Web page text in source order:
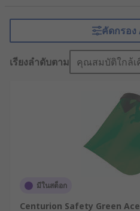
และห้องแล็บ ถือเป็นเรื่องสำคั
ป้องกันส่วนบุคคล (Personal
PPE) หลากหลายชนิดจึงเป็นสิ่
ซึ่งหนึ่งในอุปกรณ์พื้นฐานที่สำคั
(เฟซชีลด์) หรือหน้ากากป้องกั
แล็บ หรือสถานพยาบาลก็ตาม
Face Shield คืออะไ
หน้ากากเฟซชีลด์ (Face
หน้ากากใส, หน้ากากพลาสติก,
หน้ากากใสคลุมหน้า คืออุปกร
ครอบคลุมตั้งแต่หน้าผากถึงคา
คัดกรอ
เรียงลำดับตาม คุณสมบัติใกล้เ
มีในสต็อก
Centurion Safety Green